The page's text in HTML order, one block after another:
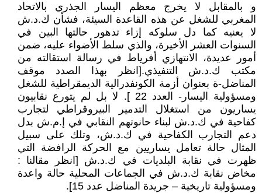
و بالمقابل لا يخرج معظم اليسار الجذري بالاتحاد
المغربي للشغل عن هذه القاعدة السيئة، فشأن ك.د.ش
لا يعنيه كما دل سلوكه إزاء تدهور حالتها البين في
السنوات العشر الأخيرة، والذي سلط الأضواء عليه، ضمن
أمور عديدة، الانتهازي أفرياط في رسالة استقالته من
مكتب ك.د.ش التنفيذي.[انظر بهذا الصدد موقف
المناضل-ة بعنوان أزمة الكونفدرالية الديمقراطية للشغل
ومسؤولية اليسار- العدد 22 ]. لا بل لم يتورع نقابيون
يساريون من استغلال التدمير البيروقراطي لتجارب
كفاحية في ك.د.ش لبناء حانوتهم النقابي في إ.م.ش بدل
دعم التجارب الكفاحية في ك.د.ش، وتلك على سبيل
المثال حالة تعامل يساريين مع الحركة الرافضة التي
ظهرت في نقابة البلديات في ك.د.ش [انظر مقالنا :
مخاض نقابة ك.د.ش في الجماعات المحلية حالة واعدة
ومسؤولية تاريخية – جريدة المناضل عدد 15].